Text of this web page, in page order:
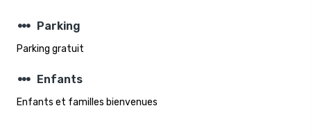
steppers Parking
Parking gratuit
steppers Enfants
Enfants et familles bienvenues